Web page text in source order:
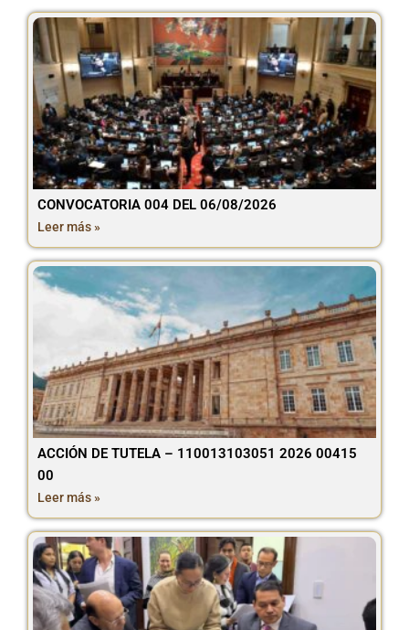
CONVOCATORIA 004 DEL 06/08/2026
Leer más »
ACCIÓN DE TUTELA – 110013103051 2026 00415
00
Leer más »